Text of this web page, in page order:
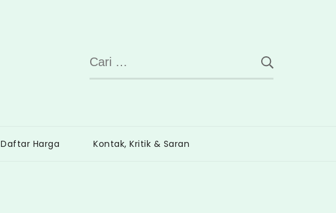
Cari
untuk:
Daftar Harga Kontak, Kritik & Saran